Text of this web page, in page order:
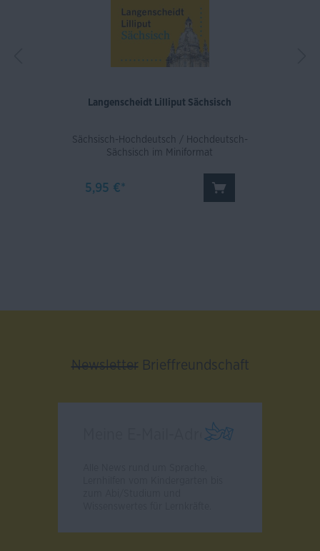
Langenscheidt Lilliput Sächsisch
Sächsisch-Hochdeutsch / Hochdeutsch-
Sächsisch im Miniformat
5,95 €*
Newsletter Brieffreundschaft